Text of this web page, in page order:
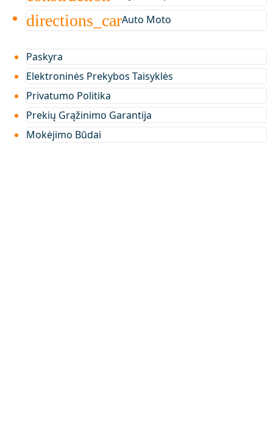
directions_carAuto Moto
Paskyra
Elektroninės Prekybos Taisyklės
Privatumo Politika
Prekių Grąžinimo Garantija
Mokėjimo Būdai